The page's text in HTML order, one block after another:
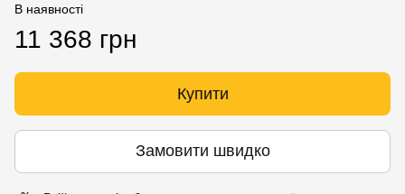
В наявності
11 368 грн
Купити
Замовити швидко